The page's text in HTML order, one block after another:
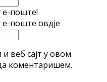
е-поште!
е-поште овдје
веб сајт у овом
коментаришем.